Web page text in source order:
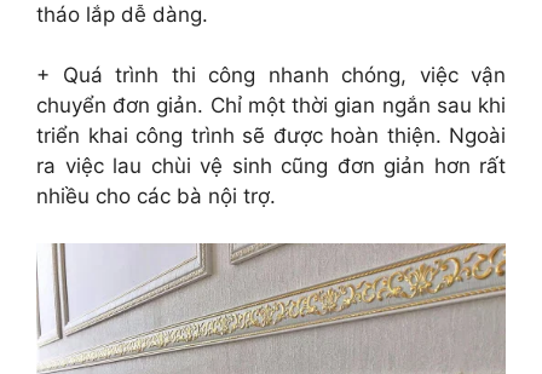
tháo lắp dễ dàng.
+ Quá trình thi công nhanh chóng, việc vận
chuyển đơn giản. Chỉ một thời gian ngắn sau khi
triển khai công trình sẽ được hoàn thiện. Ngoài
ra việc lau chùi vệ sinh cũng đơn giản hơn rất
nhiều cho các bà nội trợ.